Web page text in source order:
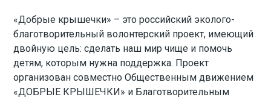
«Добрые крышечки» – это российский эколого-
благотворительный волонтерский проект, имеющий
двойную цель: сделать наш мир чище и помочь
детям, которым нужна поддержка. Проект
организован совместно Общественным движением
«ДОБРЫЕ КРЫШЕЧКИ» и Благотворительным